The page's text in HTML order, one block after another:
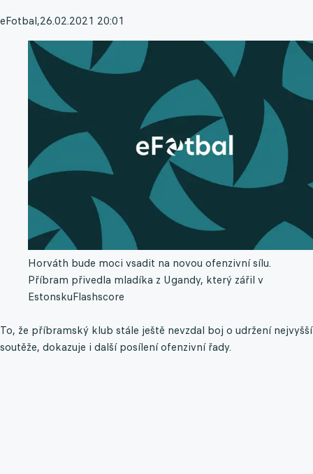
eFotbal,26.02.2021 20:01
Horváth bude moci vsadit na novou ofenzivní sílu.
Příbram přivedla mladíka z Ugandy, který zářil v
EstonskuFlashscore
To, že příbramský klub stále ještě nevzdal boj o udržení nejvyšší
soutěže, dokazuje i další posílení ofenzivní řady.